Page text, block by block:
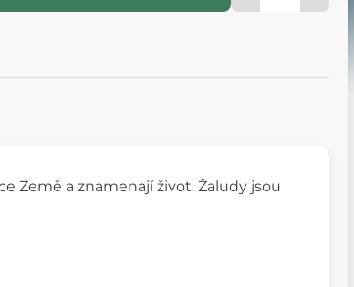
Země a znamenají život. Žaludy jsou